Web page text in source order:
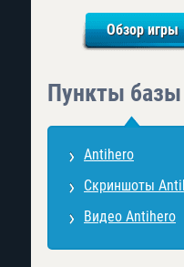
Обзор игры
Пункты базы
Antihero
Скриншоты
Видео Antihero